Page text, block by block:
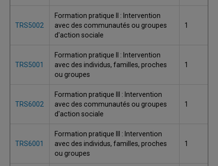
TRS5002
Formation pratique II : Intervention
avec des communautés ou groupes
d'action sociale
1
TRS5001
Formation pratique II : Intervention
avec des individus, familles, proches
ou groupes
1
TRS6002
Formation pratique III : Intervention
avec des communautés ou groupes
d'action sociale
1
TRS6001
Formation pratique III : Intervention
avec des individus, familles, proches
ou groupes
1